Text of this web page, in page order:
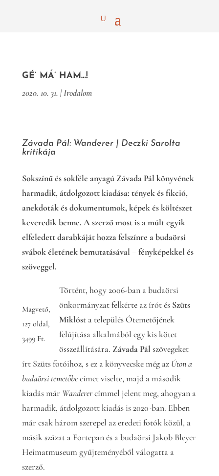
GÉ’ MÁ’ HAM…!
2020. 10. 31. |Irodalom
Závada Pál: Wanderer | Deczki Sarolta
kritikája
Sokszínű és sokféle anyagú Závada Pál könyvének
harmadik, átdolgozott kiadása: tények és fikció,
anekdoták és dokumentumok, képek és költészet
keveredik benne. A szerző most is a múlt egyik
elfeledett darabkáját hozza felszínre a budaörsi
svábok életének bemutatásával – fényképekkel és
szöveggel.
Magvető,
127 oldal,
3499 Ft.
Történt, hogy 2006-ban a budaörsi
önkormányzat felkérte az írót és Szüts
Miklóst a település Ótemetőjének
felújítása alkalmából egy kis kötet
összeállítására. Závada Pál szövegeket
írt Szüts fotóihoz, s ez a könyvecske még az Úton a
budaörsi temetőbecímet viselte, majd a második
kiadás már Wanderercímmel jelent meg, ahogyan a
harmadik, átdolgozott kiadás is 2020-ban. Ebben
már csak három szerepel az eredeti fotók közül, a
másik százat a Fortepan és a budaörsi Jakob Bleyer
Heimatmuseum gyűjteményéből válogatta a
szerző.